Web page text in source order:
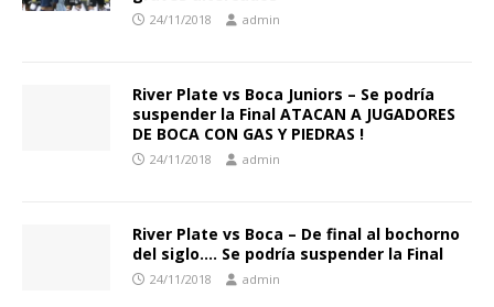
24/11/2018 admin
River Plate vs Boca Juniors – Se podría
suspender la Final ATACAN A JUGADORES
DE BOCA CON GAS Y PIEDRAS !
24/11/2018 admin
River Plate vs Boca – De final al bochorno
del siglo…. Se podría suspender la Final
24/11/2018 admin